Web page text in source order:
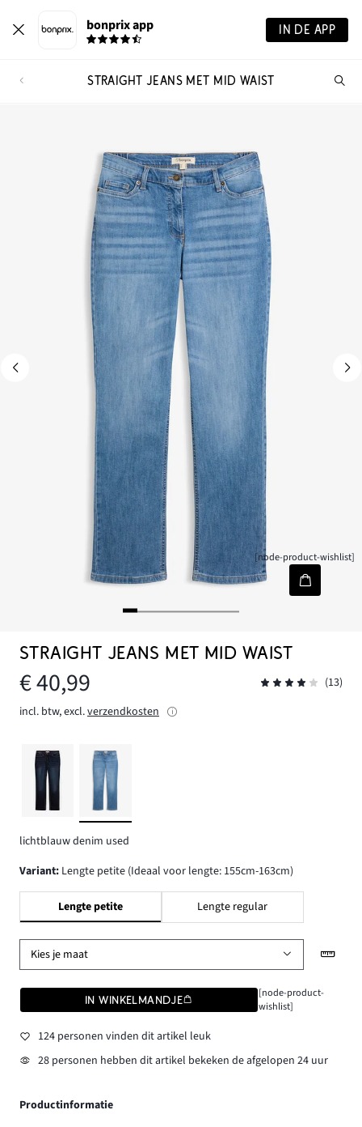
bonprix app IN DE APP
STRAIGHT JEANS MET MID WAIST
[node-product-wishlist]
STRAIGHT JEANS MET MID WAIST
€ 40,99
(13)
incl. btw, excl.verzendkosten
lichtblauw denim used
Variant: Lengte petite (Ideaal voor lengte: 155cm-163cm)
Lengte petite Lengte regular
Kies je maat
IN WINKELMANDJE
[node-product-
wishlist]
124 personen vinden dit artikel leuk
28 personen hebben dit artikel bekeken de afgelopen 24 uur
Productinformatie